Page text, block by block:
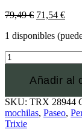
79,49€ 71,54 €
1 disponibles
Añadir al
SKU: TRX 28944
mochilas, Paseo,
Trixie